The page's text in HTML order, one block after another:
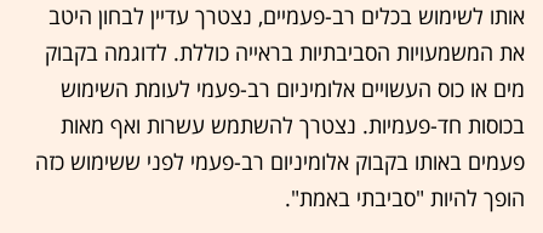
אותו לשימוש בכלים רב-פעמיים, נצטרך עדיין לבחון היטב
את המשמעויות הסביבתיות בראייה כוללת. לדוגמה בקבוק
מים או כוס העשויים אלומיניום רב-פעמי לעומת השימוש
בכוסות חד-פעמיות. נצטרך להשתמש עשרות ואף מאות
פעמים באותו בקבוק אלומיניום רב-פעמי לפני ששימוש כזה
הופך להיות "סביבתי באמת".